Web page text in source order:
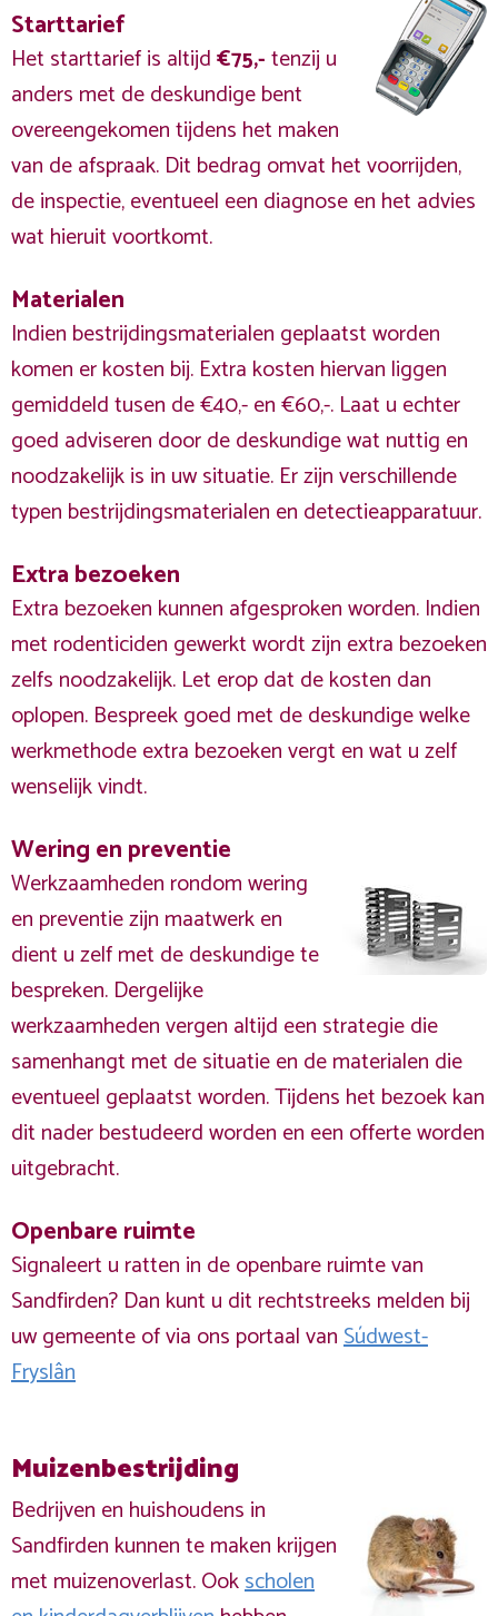
Starttarief
Het starttarief is altijd€75,-tenzij u
anders met de deskundige bent
overeengekomen tijdens het maken
van de afspraak. Dit bedrag omvat het voorrijden,
de inspectie, eventueel een diagnose en het advies
wat hieruit voortkomt.
Materialen
Indien bestrijdingsmaterialen geplaatst worden
komen er kosten bij. Extra kosten hiervan liggen
gemiddeld tusen de €40,- en €60,-. Laat u echter
goed adviseren door de deskundige wat nuttig en
noodzakelijk is in uw situatie. Er zijn verschillende
typen bestrijdingsmaterialen en detectieapparatuur.
Extra bezoeken
Extra bezoeken kunnen afgesproken worden. Indien
met rodenticiden gewerkt wordt zijn extra bezoeken
zelfs noodzakelijk. Let erop dat de kosten dan
oplopen. Bespreek goed met de deskundige welke
werkmethode extra bezoeken vergt en wat u zelf
wenselijk vindt.
Wering en preventie
Werkzaamheden rondom wering
en preventie zijn maatwerk en
dient u zelf met de deskundige te
bespreken. Dergelijke
werkzaamheden vergen altijd een strategie die
samenhangt met de situatie en de materialen die
eventueel geplaatst worden. Tijdens het bezoek kan
dit nader bestudeerd worden en een offerte worden
uitgebracht.
Openbare ruimte
Signaleert u ratten in de openbare ruimte van
Sandfirden? Dan kunt u dit rechtstreeks melden bij
uw gemeente of via ons portaal vanSúdwest-
Fryslân
Muizenbestrijding
Bedrijven en huishoudens in
Sandfirden kunnen te maken krijgen
met muizenoverlast. Ookscholen